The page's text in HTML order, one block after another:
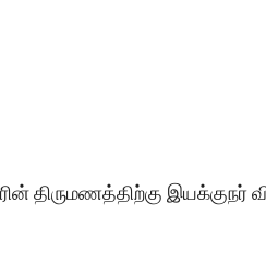
திருமணத்திற்கு இயக்குநர்